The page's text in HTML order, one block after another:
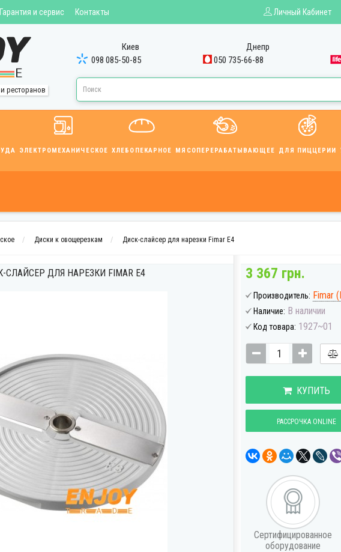
Гарантия и сервис Контакты Личный Кабинет
ресторанов
Киев
098 085-50-85
Днепр
050 735-66-88
ЭЛЕКТРОМЕХАНИЧЕСКОЕ ХЛЕБОПЕКАРНОЕ МЯСОПЕРЕРАБАТЫВАЮЩЕЕ ДЛЯ ПИЦЦЕРИИ
Диски к овощерезкам Диск-слайсер для нарезки Fimar E4
СЛАЙСЕР ДЛЯ НАРЕЗКИ FIMAR E4 3 367 грн.
Производитель: Fimar
Наличие: В наличии
Код товара: 1927~01
КУПИТЬ
РАССРОЧКА ONLINE
Сертифицированное
оборудование